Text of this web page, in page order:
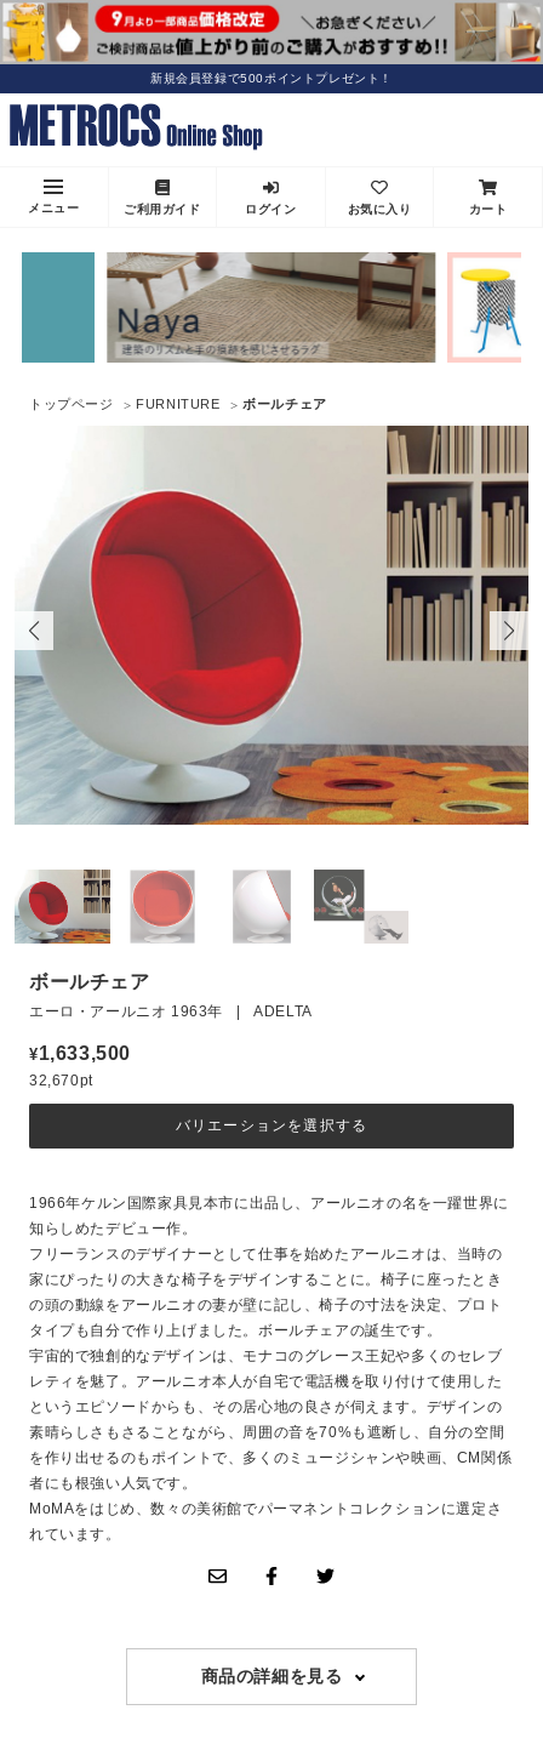
新規会員登録で500ポイントプレゼント！
メニュー ご利用ガイド ログイン お気に入り カート
トップページ FURNITURE ボールチェア
ボールチェア
エーロ・アールニオ 1963年 | ADELTA
¥1,633,500
32,670pt
1966年ケルン国際家具見本市に出品し、アールニオの名を一躍世界に
知らしめたデビュー作。
フリーランスのデザイナーとして仕事を始めたアールニオは、当時の
家にぴったりの大きな椅子をデザインすることに。椅子に座ったとき
の頭の動線をアールニオの妻が壁に記し、椅子の寸法を決定、プロト
タイプも自分で作り上げました。ボールチェアの誕生です。
宇宙的で独創的なデザインは、モナコのグレース王妃や多くのセレブ
レティを魅了。アールニオ本人が自宅で電話機を取り付けて使用した
というエピソードからも、その居心地の良さが伺えます。デザインの
素晴らしさもさることながら、周囲の音を70%も遮断し、自分の空間
を作り出せるのもポイントで、多くのミュージシャンや映画、CM関係
者にも根強い人気です。
MoMAをはじめ、数々の美術館でパーマネントコレクションに選定さ
れています。
バリエーションを選択する
商品の詳細を見る